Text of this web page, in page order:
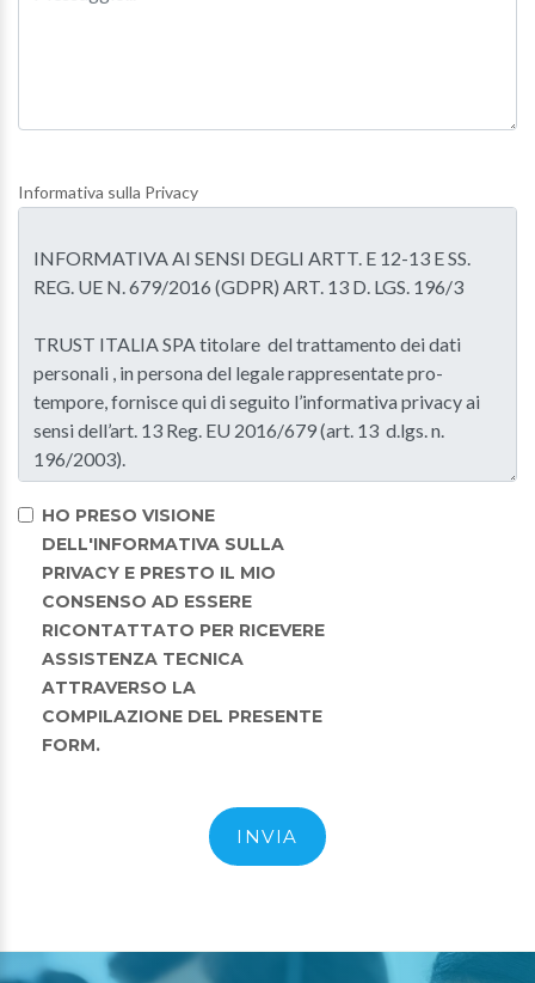
Informativa sulla Privacy
HO PRESO VISIONE
DELL'INFORMATIVA SULLA
PRIVACY E PRESTO IL MIO
CONSENSO AD ESSERE
RICONTATTATO PER RICEVERE
ASSISTENZA TECNICA
ATTRAVERSO LA
COMPILAZIONE DEL PRESENTE
FORM.
INVIA